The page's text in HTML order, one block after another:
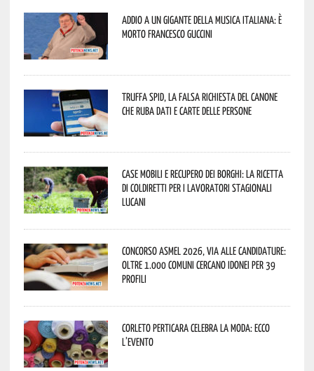
Addio a un gigante della musica italiana: è
morto Francesco Guccini
Truffa Spid, la falsa richiesta del canone
che ruba dati e carte delle persone
Case mobili e recupero dei borghi: la ricetta
di Coldiretti per i lavoratori stagionali
lucani
Concorso Asmel 2026, via alle candidature:
oltre 1.000 Comuni cercano idonei per 39
profili
Corleto Perticara celebra la moda: ecco
l’evento